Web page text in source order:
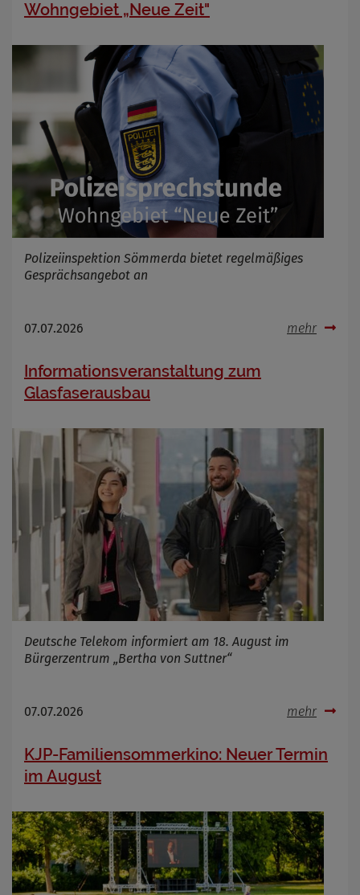
Wohngebiet „Neue Zeit"
Polizeiinspektion Sömmerda bietet regelmäßiges
Gesprächsangebot an
07.07.2026 mehr
Informationsveranstaltung zum
Glasfaserausbau
Deutsche Telekom informiert am 18. August im
Bürgerzentrum „Bertha von Suttner“
07.07.2026 mehr
KJP-Familiensommerkino: Neuer Termin
im August